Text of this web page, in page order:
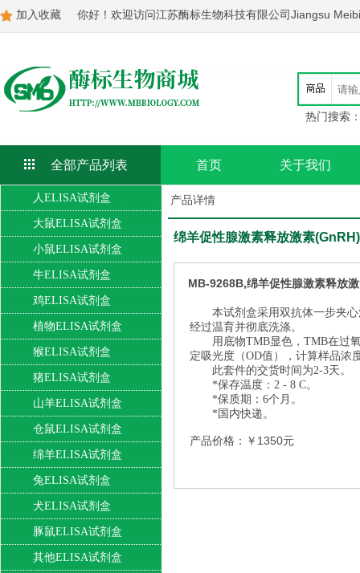
加入收藏 你好！欢迎访问江苏酶标生物科技有限公司Jiangsu
热门搜索
全部产品列表 首页 关于我们
人ELISA试剂盒
大鼠ELISA试剂盒
小鼠ELISA试剂盒
牛ELISA试剂盒
鸡ELISA试剂盒
植物ELISA试剂盒
猴ELISA试剂盒
猪ELISA试剂盒
山羊ELISA试剂盒
仓鼠ELISA试剂盒
绵羊ELISA试剂盒
兔ELISA试剂盒
犬ELISA试剂盒
豚鼠ELISA试剂盒
其他ELISA试剂盒
产品详情
绵羊促性腺激素释放激素
MB-9268B,绵羊促性腺激素释放
本试剂盒采用双抗体一步夹
经过温育并彻底洗涤。
用底物TMB显色，TMB在过
定吸光度（OD值），计算样品浓
此套件的交货时间为2-3天。
*保存温度：2 - 8 C。
*保质期：6个月。
*国内快递。
产品价格：￥1350元